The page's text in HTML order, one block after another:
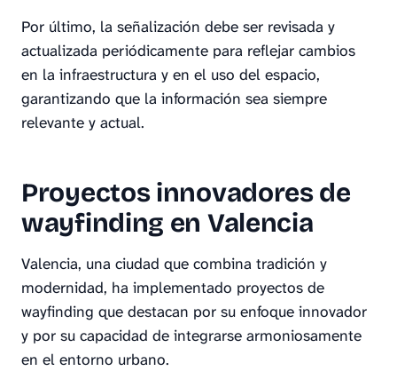
Por último, la señalización debe ser revisada y
actualizada periódicamente para reflejar cambios
en la infraestructura y en el uso del espacio,
garantizando que la información sea siempre
relevante y actual.
Proyectos innovadores de
wayfinding en Valencia
Valencia, una ciudad que combina tradición y
modernidad, ha implementado proyectos de
wayfinding que destacan por su enfoque innovador
y por su capacidad de integrarse armoniosamente
en el entorno urbano.